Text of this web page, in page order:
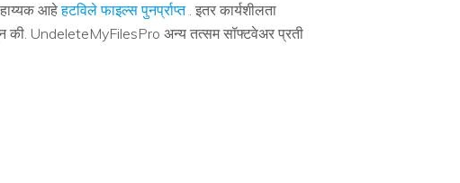
आहेहटविले फाइल्स पुनर्प्राप्त. इतर कार्यशीलता
की. UndeleteMyFilesPro अन्य तत्सम सॉफ्टवेअर प्रती